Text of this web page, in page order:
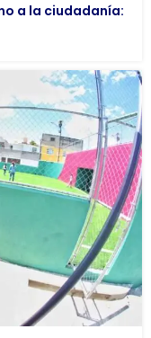
a la ciudadanía: